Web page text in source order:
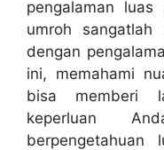
pengalaman luas
umroh sangatlah
dengan
ini, memahami
bisa memberi
keperluan
berpengetahuan